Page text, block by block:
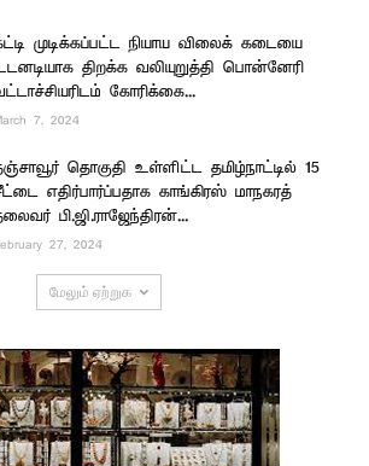
முடிக்கப்பட்ட நியாய விலைக் கடையை
திறக்க வலியுறுத்தி பொன்னேரி
கோரிக்கை...
7, 2024
தொகுதி உள்ளிட்ட தமிழ்நாட்டில் 15
எதிர்பார்ப்பதாக காங்கிரஸ் மாநகரத்
பி.ஜி.ராஜேந்திரன்...
27, 2024
மேலும் ஏற்றுக